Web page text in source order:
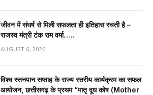
जीवन में संघर्ष से मिली सफलता ही इतिहास रचती है –
राजस्व मंत्री टंक राम वर्मा…..
AUGUST 6, 2026
विश्व स्तनपान सप्ताह के राज्य स्तरीय कार्यक्रम का सफल
आयोजन, छत्तीसगढ़ के प्रथम “मातृ दूध कोष (Mother